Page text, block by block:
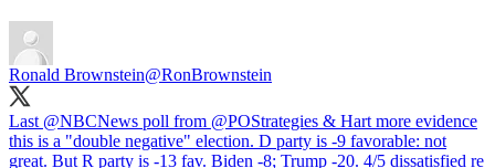
Ronald Brownstein@RonBrownstein
Last @NBCNews poll from @POStrategies & Hart more evidence
this is a "double negative" election. D party is -9 favorable: not
great. But R party is -13 fav. Biden -8; Trump -20. 4/5 dissatisfied re